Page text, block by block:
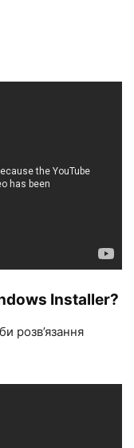
Installer?
розв’язання